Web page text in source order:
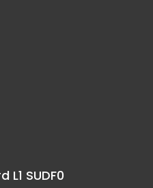
L1 SUDF0